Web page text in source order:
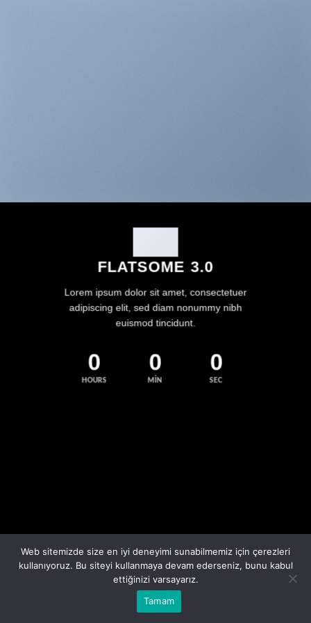
FLATSOME 3.0
Lorem ipsum dolor sit amet, consectetuer
adipiscing elit, sed diam nonummy nibh
euismod tincidunt.
0
HOURS
0
MIN
0
SEC
Web sitemizde size en iyi deneyimi sunabilmemiz için çerezleri
kullanıyoruz. Bu siteyi kullanmaya devam ederseniz, bunu kabul
ettiğinizi varsayarız.
Tamam